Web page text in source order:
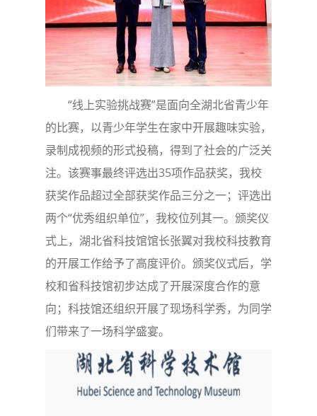
“线上实验挑战赛”是面向全湖北省青少年
的比赛，以青少年学生在家中开展趣味实验，
录制成视频的形式投稿，得到了社会的广泛关
注。该赛事最终评选出35项作品获奖，我校
获奖作品超过全部获奖作品三分之一；评选出
两个“优秀组织单位”，我校位列其一。颁奖仪
式上，湖北省科技馆馆长张翼对我校科技教育
的开展工作给予了高度评价。颁奖仪式后，学
校和省科技馆初步达成了开展深度合作的意
向；科技馆还组织开展了现场科学秀，为同学
们带来了一场科学盛宴。